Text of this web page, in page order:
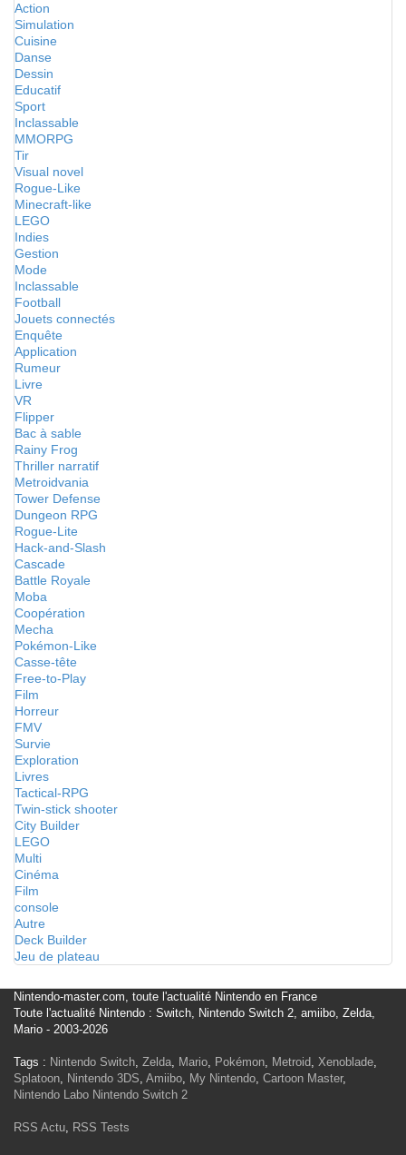
Action
Simulation
Cuisine
Danse
Dessin
Educatif
Sport
Inclassable
MMORPG
Tir
Visual novel
Rogue-Like
Minecraft-like
LEGO
Indies
Gestion
Mode
Inclassable
Football
Jouets connectés
Enquête
Application
Rumeur
Livre
VR
Flipper
Bac à sable
Rainy Frog
Thriller narratif
Metroidvania
Tower Defense
Dungeon RPG
Rogue-Lite
Hack-and-Slash
Cascade
Battle Royale
Moba
Coopération
Mecha
Pokémon-Like
Casse-tête
Free-to-Play
Film
Horreur
FMV
Survie
Exploration
Livres
Tactical-RPG
Twin-stick shooter
City Builder
LEGO
Multi
Cinéma
Film
console
Autre
Deck Builder
Jeu de plateau
Nintendo-master.com, toute l'actualité Nintendo en France
Toute l'actualité Nintendo : Switch, Nintendo Switch 2, amiibo, Zelda,
Mario - 2003-2026
Tags : Nintendo Switch, Zelda, Mario, Pokémon, Metroid, Xenoblade,
Splatoon, Nintendo 3DS, Amiibo, My Nintendo, Cartoon Master,
Nintendo Labo Nintendo Switch 2
RSS Actu, RSS Tests